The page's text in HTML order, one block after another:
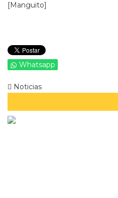
[Manguito]
Whatsapp
Noticias